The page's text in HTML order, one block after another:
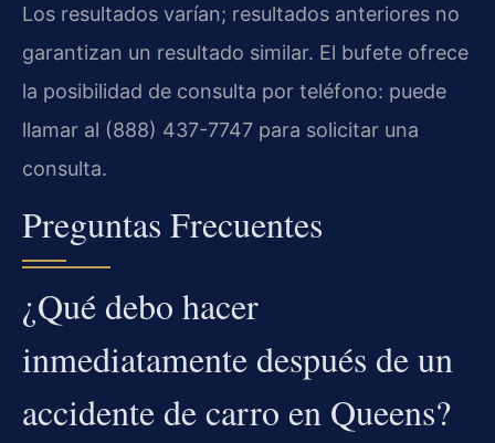
Los resultados varían; resultados anteriores no
garantizan un resultado similar. El bufete ofrece
la posibilidad de consulta por teléfono: puede
llamar al (888) 437-7747 para solicitar una
consulta.
Preguntas Frecuentes
¿Qué debo hacer
inmediatamente después de un
accidente de carro en Queens?